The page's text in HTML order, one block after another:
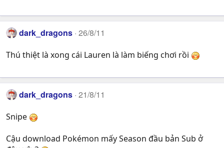
dark_dragons 26/8/11
Thú thiệt là xong cái Lauren là làm biếng chơi rồi
dark_dragons 21/8/11
Snipe
Cậu download Pokémon mấy Season đầu bản Sub ở